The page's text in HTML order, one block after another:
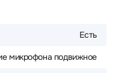
Есть
микрофона подвижное